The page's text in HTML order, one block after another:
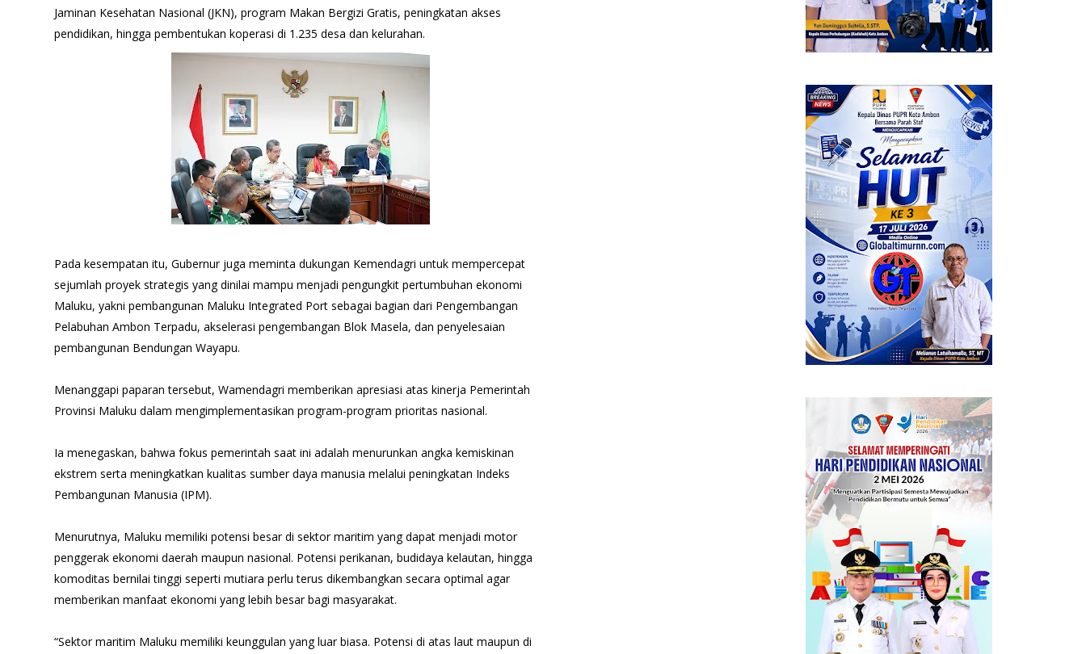
Jaminan Kesehatan Nasional (JKN), program Makan Bergizi Gratis, peningkatan akses
pendidikan, hingga pembentukan koperasi di 1.235 desa dan kelurahan.
Pada kesempatan itu, Gubernur juga meminta dukungan Kemendagri untuk mempercepat
sejumlah proyek strategis yang dinilai mampu menjadi pengungkit pertumbuhan ekonomi
Maluku, yakni pembangunan Maluku Integrated Port sebagai bagian dari Pengembangan
Pelabuhan Ambon Terpadu, akselerasi pengembangan Blok Masela, dan penyelesaian
pembangunan Bendungan Wayapu.
Menanggapi paparan tersebut, Wamendagri memberikan apresiasi atas kinerja Pemerintah
Provinsi Maluku dalam mengimplementasikan program-program prioritas nasional.
Ia menegaskan, bahwa fokus pemerintah saat ini adalah menurunkan angka kemiskinan
ekstrem serta meningkatkan kualitas sumber daya manusia melalui peningkatan Indeks
Pembangunan Manusia (IPM).
Menurutnya, Maluku memiliki potensi besar di sektor maritim yang dapat menjadi motor
penggerak ekonomi daerah maupun nasional. Potensi perikanan, budidaya kelautan, hingga
komoditas bernilai tinggi seperti mutiara perlu terus dikembangkan secara optimal agar
memberikan manfaat ekonomi yang lebih besar bagi masyarakat.
“Sektor maritim Maluku memiliki keunggulan yang luar biasa. Potensi di atas laut maupun di